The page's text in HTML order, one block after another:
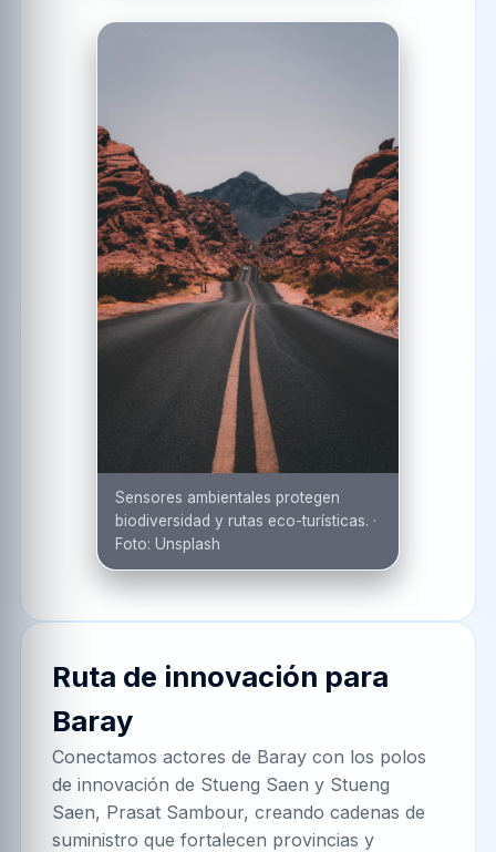
Sensores ambientales protegen
biodiversidad y rutas eco-turísticas. ·
Foto: Unsplash
Ruta de innovación para
Baray
Conectamos actores de Baray con los polos
de innovación de Stueng Saen y Stueng
Saen, Prasat Sambour, creando cadenas de
suministro que fortalecen provincias y